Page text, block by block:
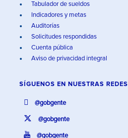
Tabulador de sueldos
Indicadores y metas
Auditorías
Solicitudes respondidas
Cuenta pública
Aviso de privacidad integral
SÍGUENOS EN NUESTRAS REDES
@gobgente
@gobgente
@gobgente